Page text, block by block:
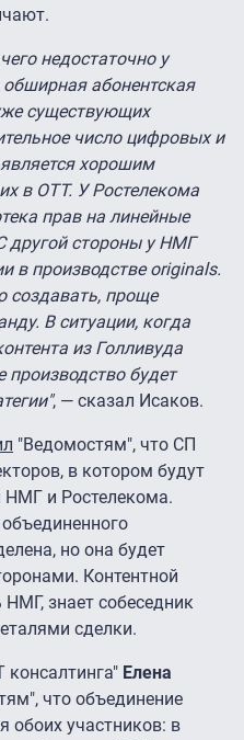
недостаточно у
абонентская
существующих
число цифровых и
хорошим
в OTT. У Ростелекома
прав на линейные
другой стороны у НМГ
в производстве originals.
создавать, проще
В ситуации, когда
из Голливуда
производство будет
, — сказал Исаков.
"Ведомостям", что СП
в котором будут
НМГ и Ростелекома.
но она будет
Контентной
НМГ, знает собеседник
сделки.
Елена
что объединение
обоих участников: в